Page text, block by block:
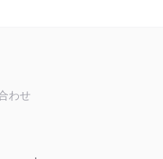
わせ